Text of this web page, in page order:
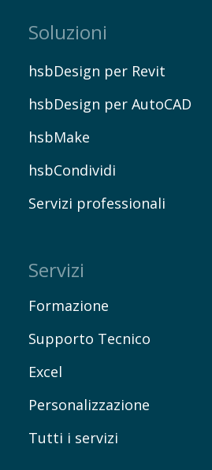
Soluzioni
hsbDesign per Revit
hsbDesign per AutoCAD
hsbMake
hsbCondividi
Servizi professionali
Servizi
Formazione
Supporto Tecnico
Excel
Personalizzazione
Tutti i servizi